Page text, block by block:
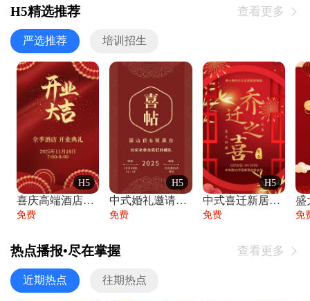
H5精选推荐 查看更多 
严选推荐 培训招生
H5
喜庆高端酒店开业大吉邀请函
免费
H5
中式婚礼邀请函中国风传统复古婚礼请柬请帖
免费
H5
中式喜迁新居乔迁之喜邀请函宴会请帖
免费 免
热点播报•尽在掌握 查看更多 
近期热点 往期热点